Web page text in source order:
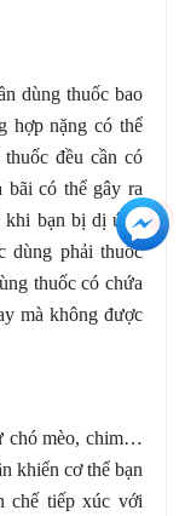
dùng thuốc bao
hợp nặng có thể
đều cần có
bãi có thể gây ra
khi bạn bị dị ứng
dùng phải thuốc
thuốc có chứa
mà không được
chó mèo, chim…
khiến cơ thể bạn
chế tiếp xúc với
+3